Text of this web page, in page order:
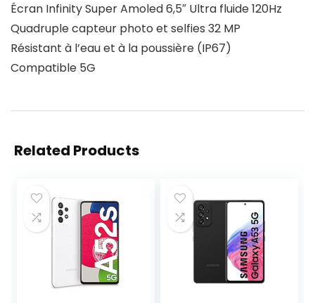
Écran Infinity Super Amoled 6,5″ Ultra fluide 120Hz
Quadruple capteur photo et selfies 32 MP
Résistant à l’eau et à la poussière (IP67)
Compatible 5G
Related Products